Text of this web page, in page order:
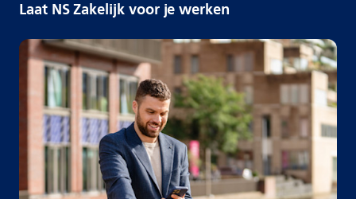
Laat NS Zakelijk voor je werken